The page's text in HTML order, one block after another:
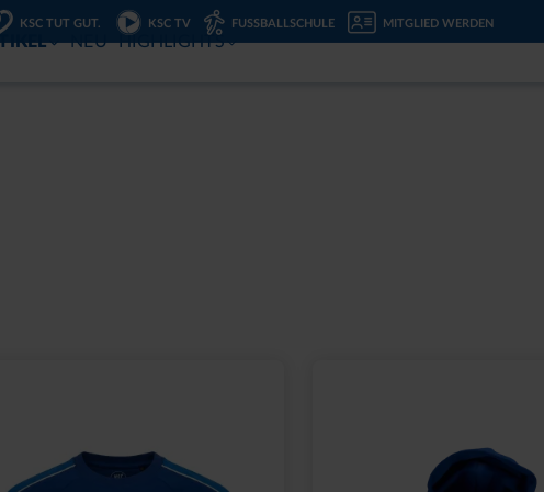
KSC TUT GUT. KSC TV FUSSBALLSCHULE MITGLIED WERDEN